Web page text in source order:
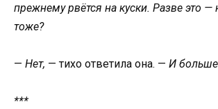
прежнему рвётся на куски. Разве это —
тоже?
— Нет, — тихо ответила она. — И больше
***